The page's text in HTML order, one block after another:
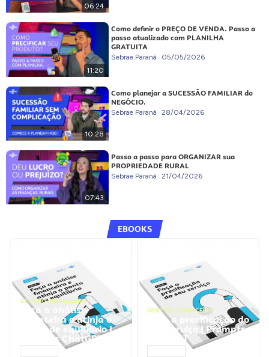
06:24
11:20
Como definir o PREÇO DE VENDA. Passo a
passo atualizado com PLANILHA
GRATUITA
Sebrae Paraná 05/05/2026
10:28
Como planejar a SUCESSÃO FAMILIAR do
NEGÓCIO.
Sebrae Paraná 28/04/2026
07:43
Passo a passo para ORGANIZAR sua
PROPRIEDADE RURAL
Sebrae Paraná 21/04/2026
EBOOKS
GESTÃO FINANCEIRA
Faça a análise
financeira e atinja o
ponto de equilíbrio |
Prompts ChatGPT
GESTÃO FINANCEIRA
Faça a precificação do
seu serviço | Prompts
ChatGPT